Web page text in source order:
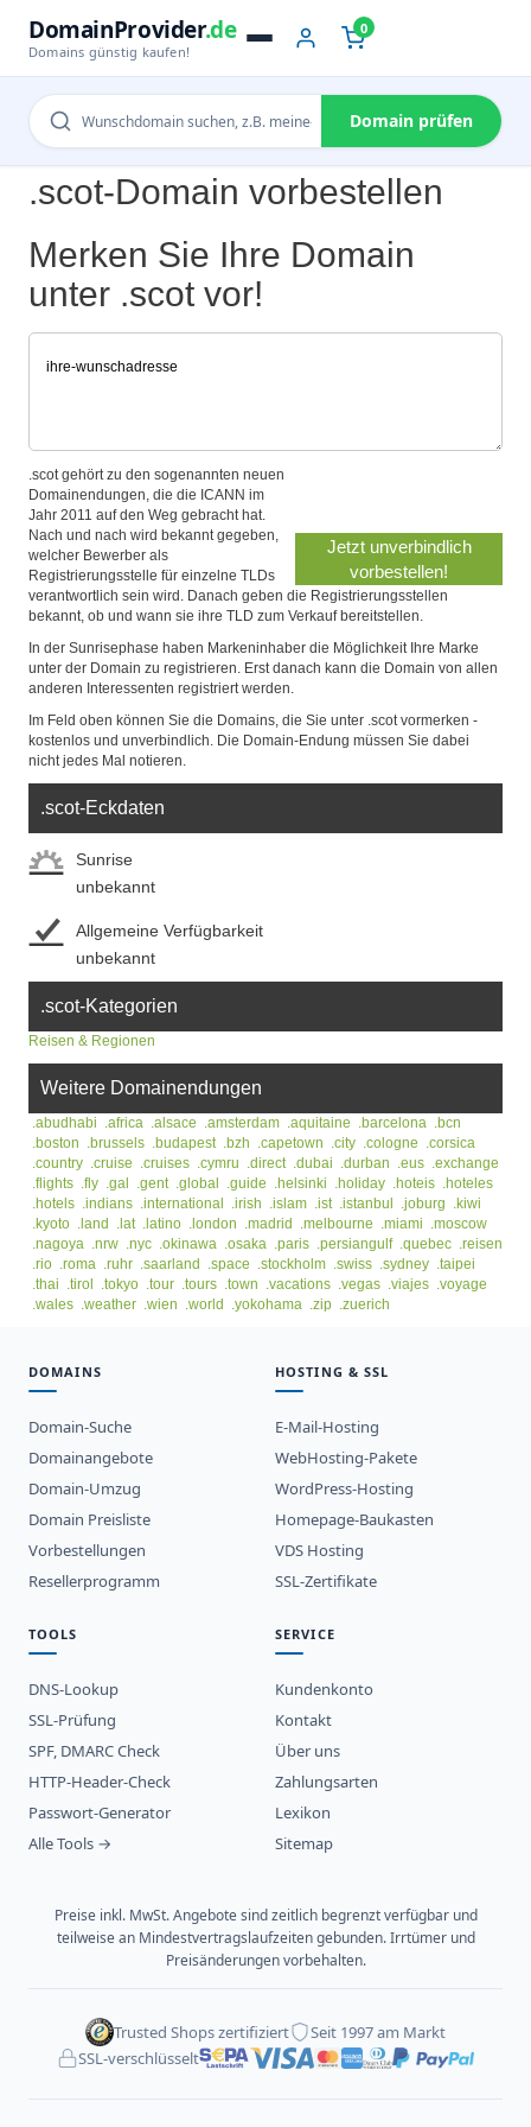
DomainProvider.de
Domains günstig kaufen!
0
Domain prüfen
.scot-Domain vorbestellen
Merken Sie Ihre Domain
unter .scot vor!
.scot gehört zu den sogenannten neuen
Domainendungen, die die ICANN im
Jahr 2011 auf den Weg gebracht hat.
Nach und nach wird bekannt gegeben,
welcher Bewerber als
Registrierungsstelle für einzelne TLDs
verantwortlich sein wird. Danach geben die Registrierungsstellen
bekannt, ob und wann sie ihre TLD zum Verkauf bereitstellen.
In der Sunrisephase haben Markeninhaber die Möglichkeit Ihre Marke
unter der Domain zu registrieren. Erst danach kann die Domain von allen
anderen Interessenten registriert werden.
Im Feld oben können Sie die Domains, die Sie unter .scot vormerken -
kostenlos und unverbindlich. Die Domain-Endung müssen Sie dabei
nicht jedes Mal notieren.
.scot-Eckdaten
Sunrise
unbekannt
Allgemeine Verfügbarkeit
unbekannt
.scot-Kategorien
Reisen & Regionen
Weitere Domainendungen
.abudhabi .africa .alsace .amsterdam .aquitaine .barcelona .bcn
.boston .brussels .budapest .bzh .capetown .city .cologne .corsica
.country .cruise .cruises .cymru .direct .dubai .durban .eus .exchange
.flights .fly .gal .gent .global .guide .helsinki .holiday .hoteis .hoteles
.hotels .indians .international .irish .islam .ist .istanbul .joburg .kiwi
.kyoto .land .lat .latino .london .madrid .melbourne .miami .moscow
.nagoya .nrw .nyc .okinawa .osaka .paris .persiangulf .quebec .reisen
.rio .roma .ruhr .saarland .space .stockholm .swiss .sydney .taipei
.thai .tirol .tokyo .tour .tours .town .vacations .vegas .viajes .voyage
.wales .weather .wien .world .yokohama .zip .zuerich
DOMAINS
Domain-Suche
Domainangebote
Domain-Umzug
Domain Preisliste
Vorbestellungen
Resellerprogramm
HOSTING & SSL
E-Mail-Hosting
WebHosting-Pakete
WordPress-Hosting
Homepage-Baukasten
VDS Hosting
SSL-Zertifikate
TOOLS
DNS-Lookup
SSL-Prüfung
SPF, DMARC Check
HTTP-Header-Check
Passwort-Generator
Alle Tools →
SERVICE
Kundenkonto
Kontakt
Über uns
Zahlungsarten
Lexikon
Sitemap
Preise inkl. MwSt. Angebote sind zeitlich begrenzt verfügbar und
teilweise an Mindestvertragslaufzeiten gebunden. Irrtümer und
Preisänderungen vorbehalten.
Trusted Shops zertifiziert
Seit 1997 am Markt
SSL-verschlüsselt